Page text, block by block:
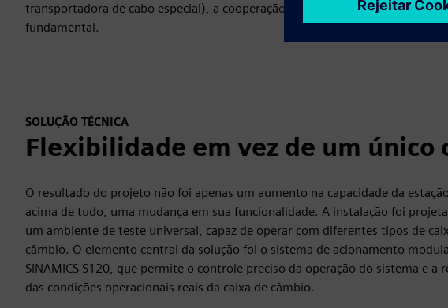
transportadora de cabo especial), a cooperação com a Igus desempenhou um
fundamental.
SOLUÇÃO TÉCNICA
Flexibilidade em vez de um único
O resultado do projeto não foi apenas um aumento na capacidade da
acima de tudo, uma mudança em sua funcionalidade. A instalação foi
um ambiente de teste universal, capaz de operar com diferentes tipos de
câmbio. O elemento central da solução foi o sistema de acionamento
SINAMICS S120, que permite o controle preciso da operação do sistema e a
das condições operacionais reais da caixa de câmbio.